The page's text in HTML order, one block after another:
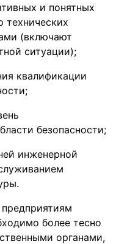
и понятных
технических
(включают
ситуации);
квалификации
безопасности;
инженерной
более тесно
органами,